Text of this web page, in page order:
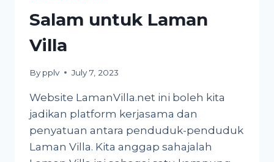
Salam untuk Laman
Villa
By pplv July 7, 2023
Website LamanVilla.net ini boleh kita
jadikan platform kerjasama dan
penyatuan antara penduduk-penduduk
Laman Villa. Kita anggap sahajalah